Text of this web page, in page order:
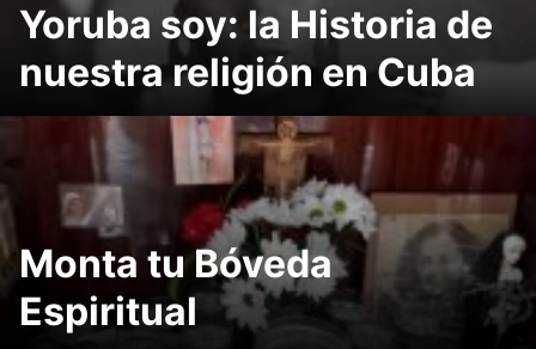
Yoruba soy: la Historia de
nuestra religión en Cuba
Monta tu Bóveda
Espiritual